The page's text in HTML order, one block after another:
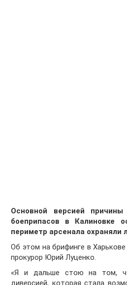
Основной версией
боеприпасов в Калиновке
периметр арсенала охраняли
Об этом на брифинге в Харькове
прокурор Юрий Луценко.
«Я и дальше стою на том,
диверсией, которая стала